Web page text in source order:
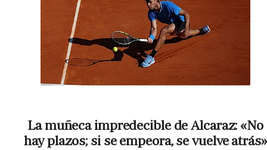
La muñeca impredecible de Alcaraz: «No
hay plazos; si se empeora, se vuelve atrás»